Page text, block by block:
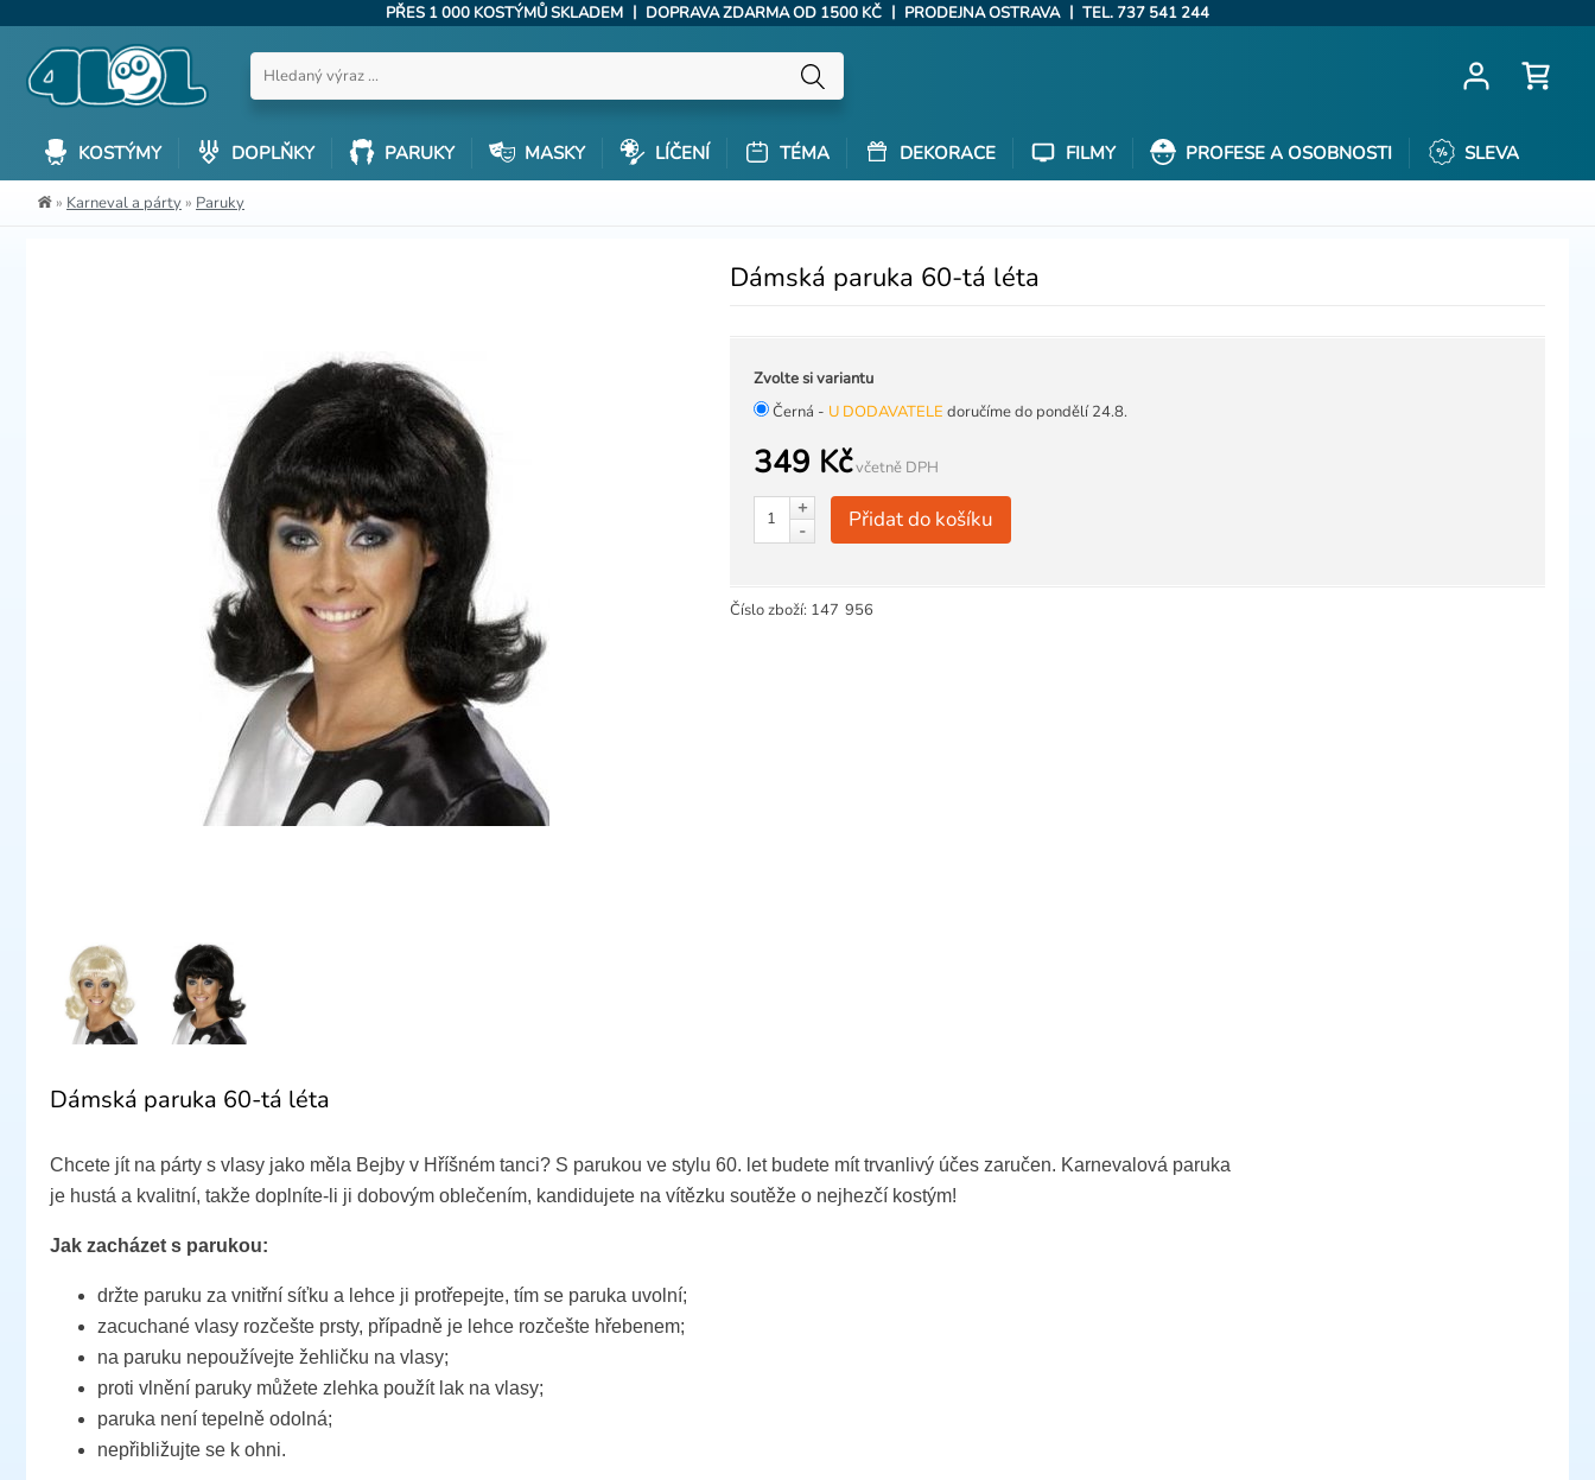
PŘES 1 000 KOSTÝMŮ SKLADEM | DOPRAVA ZDARMA OD 1500 KČ | PRODEJNA OSTRAVA | TEL. 737 541 244
KOSTÝMY DOPLŇKY PARUKY MASKY LÍČENÍ TÉMA DEKORACE FILMY PROFESE A OSOBNOSTI SLEVA
» Karneval a párty » Paruky
Dámská paruka 60-tá léta
Zvolte si variantu
Černá - U DODAVATELEdoručíme do pondělí 24.8.
349 Kčvčetně DPH
+
-
Přidat do košíku
Číslo zboží: 147 956
Dámská paruka 60-tá léta
Chcete jít na párty s vlasy jako měla Bejby v Hříšném tanci? S parukou ve stylu 60. let budete mít trvanlivý účes zaručen. Karnevalová paruka
je hustá a kvalitní, takže doplníte-li ji dobovým oblečením, kandidujete na vítězku soutěže o nejhezčí kostým!
Jak zacházet s parukou:
držte paruku za vnitřní síťku a lehce ji protřepejte, tím se paruka uvolní;
zacuchané vlasy rozčešte prsty, případně je lehce rozčešte hřebenem;
na paruku nepoužívejte žehličku na vlasy;
proti vlnění paruky můžete zlehka použít lak na vlasy;
paruka není tepelně odolná;
nepřibližujte se k ohni.